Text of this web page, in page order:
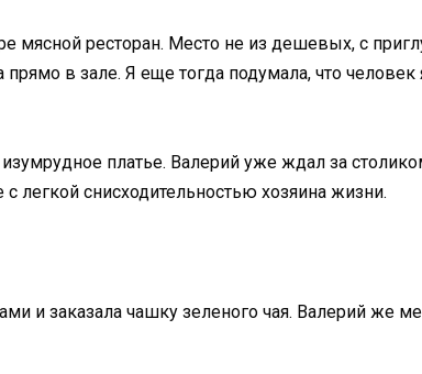
мясной ресторан. Место не из дешевых, с
в зале. Я еще тогда подумала, что человек
платье. Валерий уже ждал за
легкой снисходительностью хозяина жизни.
и заказала чашку зеленого чая. Валерий же